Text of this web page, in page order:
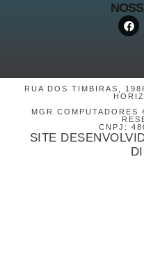
RUA DOS TIMBIRAS,
MGR
CNPJ:
SITE